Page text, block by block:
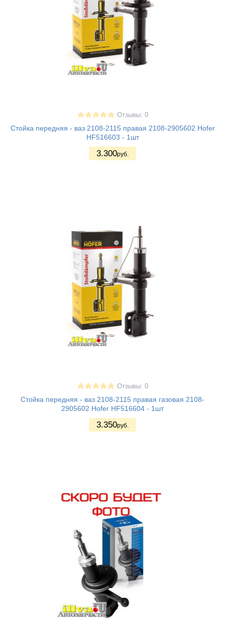
Отзывы: 0
Стойка передняя - ваз 2108-2115 правая 2108-2905602 Hofer
HF516603 - 1шт
3.300руб.
Отзывы: 0
Стойка передняя - ваз 2108-2115 правая газовая 2108-
2905602 Hofer HF516604 - 1шт
3.350руб.